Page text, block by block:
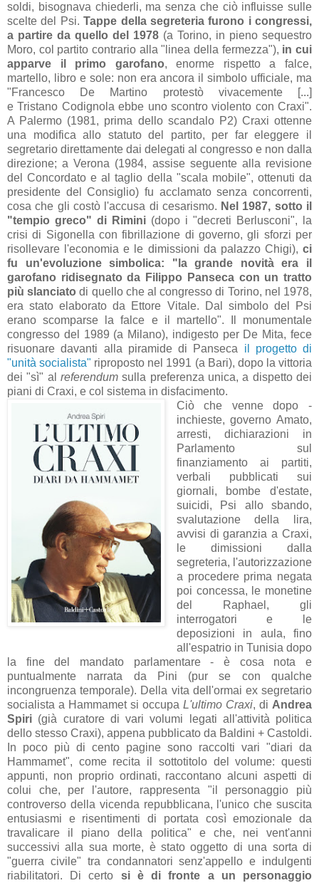
soldi, bisognava chiederli, ma senza che ciò influisse sulle
scelte del Psi.Tappe della segreteria furono i congressi,
a partire da quello del 1978 (a Torino, in pieno sequestro
Moro, col partito contrario alla "linea della fermezza"), in cui
apparve il primo garofano, enorme rispetto a falce,
martello, libro e sole: non era ancora il simbolo ufficiale, ma
"Francesco De Martino protestò vivacemente
[...]
eTristano Codignola ebbe uno scontro violento con Craxi".
A Palermo (1981, prima dello scandalo P2) Craxi ottenne
una modifica allo statuto del partito, per far eleggere il
segretario direttamente dai delegati al congresso e non dalla
direzione; a Verona (1984, assise seguente alla revisione
del Concordato e al taglio della "scala mobile", ottenuti da
presidente del Consiglio) fu acclamato senza concorrenti,
cosa che gli costò l'accusa di cesarismo. Nel 1987, sotto il
"tempio greco" di Rimini (dopo i "decreti Berlusconi", la
crisi di Sigonella con fibrillazione di governo, gli sforzi per
risollevare l'economia e le dimissioni da palazzo Chigi), ci
fu un'evoluzione simbolica: " la grande novità era il
garofano ridisegnato da Filippo Panseca con un tratto
più slanciatodi quello che al congresso di Torino, nel 1978,
erastato elaborato da Ettore Vitale. Dal simbolo del Psi
eranoscomparse la falce e il martello". Il monumentale
congresso del 1989 (a Milano), indigesto per De Mita, fece
risuonare davanti alla piramide di Panseca il progetto di
"unità socialista" riproposto nel 1991 (a Bari), dopo la vittoria
dei "sì" al referendum sulla preferenza unica, a dispetto dei
piani di Craxi, e col sistema in disfacimento.
Ciò che venne dopo -
inchieste, governo Amato,
arresti, dichiarazioni in
Parlamento sul
finanziamento ai partiti,
verbali pubblicati sui
giornali, bombe d'estate,
suicidi, Psi allo sbando,
svalutazione della lira,
avvisi di garanzia a Craxi,
le dimissioni dalla
segreteria, l'autorizzazione
a procedere prima negata
poi concessa, le monetine
del Raphael, gli
interrogatori e le
deposizioni in aula, fino
all'espatrio in Tunisia dopo
la fine del mandato parlamentare - è cosa nota e
puntualmente narrata da Pini (pur se con qualche
incongruenza temporale). Della vita dell'ormai ex segretario
socialista a Hammamet si occupa L'ultimo Craxi, di Andrea
Spiri (già curatore di vari volumi legati all'attività politica
dello stesso Craxi), appena pubblicato da Baldini + Castoldi.
In poco più di cento pagine sono raccolti vari "diari da
Hammamet", come recita il sottotitolo del volume: questi
appunti, non proprio ordinati, raccontano alcuni aspetti di
colui che, per l'autore, rappresenta "il personaggio più
controverso della vicenda repubblicana, l'unico che suscita
entusiasmi e risentimenti di portata così emozionale da
travalicare il piano della politica" e che, nei vent'anni
successivi alla sua morte, è stato oggetto di una sorta di
"guerra civile" tra condannatori senz'appello e indulgenti
riabilitatori. Di certo
si è di fronte a un personaggio